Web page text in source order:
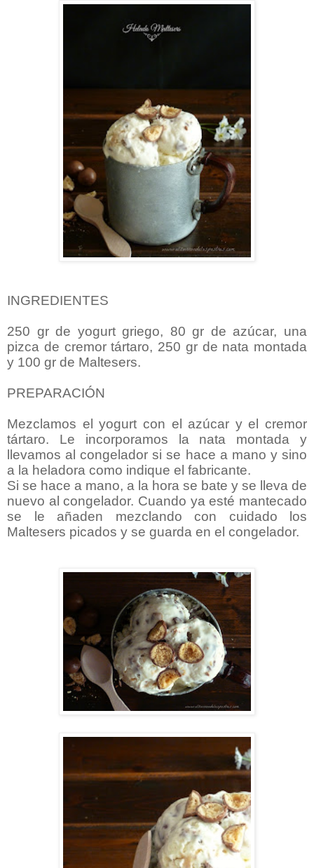
INGREDIENTES
250 gr de yogurt griego, 80 gr de azúcar, una
pizca de cremor tártaro, 250 gr de nata montada
y 100 gr de Maltesers.
PREPARACIÓN
Mezclamos el yogurt con el azúcar y el cremor
tártaro. Le incorporamos la nata montada y
llevamos al congelador si se hace a mano y sino
a la heladora como indique el fabricante.
Si se hace a mano, a la hora se bate y se lleva de
nuevo al congelador. Cuando ya esté mantecado
se le añaden mezclando con cuidado los
Maltesers picados y se guarda en el congelador.